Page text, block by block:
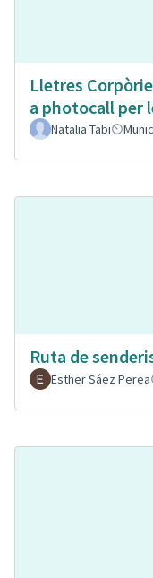
Lletres
a photocall per
Natalia Tabi
Ruta de
Esther Sáez Perea